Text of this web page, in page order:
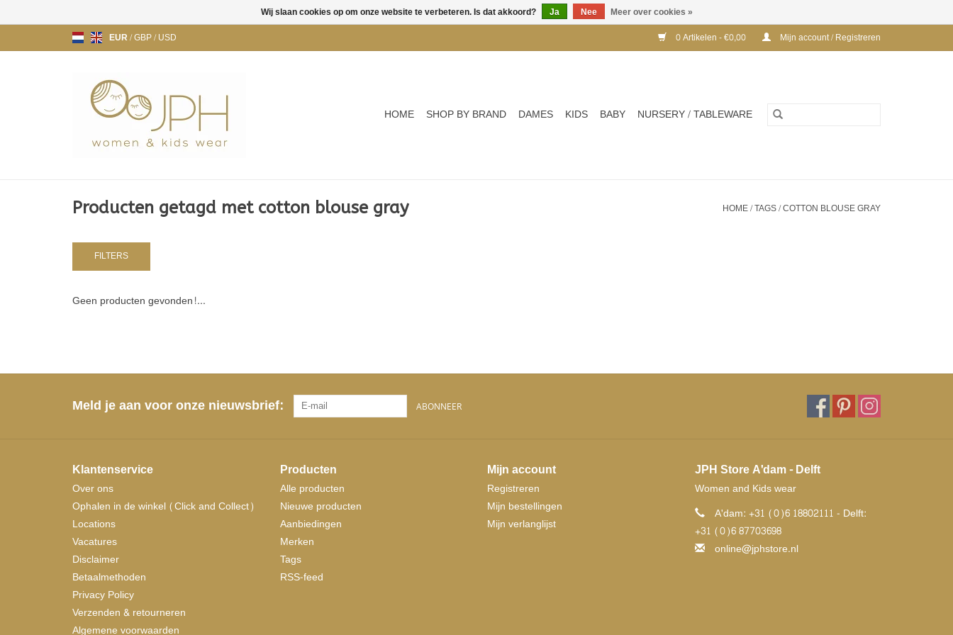
EUR/GBP/USD 0 Artikelen - €0,00 Mijn account / Registreren
HOME SHOP BY BRAND DAMES KIDS BABY NURSERY / TABLEWARE
Producten getagd met cotton blouse gray HOME/TAGS/COTTON BLOUSE GRAY
FILTERS
Geen producten gevonden!...
Meld je aan voor onze nieuwsbrief: ABONNEER
Klantenservice
Over ons
Ophalen in de winkel (Click and Collect)
Locations
Vacatures
Disclaimer
Betaalmethoden
Privacy Policy
Verzenden & retourneren
Algemene voorwaarden
Producten
Alle producten
Nieuwe producten
Aanbiedingen
Merken
Tags
RSS-feed
Mijn account
Registreren
Mijn bestellingen
Mijn verlanglijst
JPH Store A'dam - Delft
Women and Kids wear
A'dam: +31 (0)6 18802111 - Delft:
+31 (0)6 87703698
online@jphstore.nl
Wij slaan cookies op om onze website te verbeteren. Is dat akkoord? Ja Nee Meer over cookies »